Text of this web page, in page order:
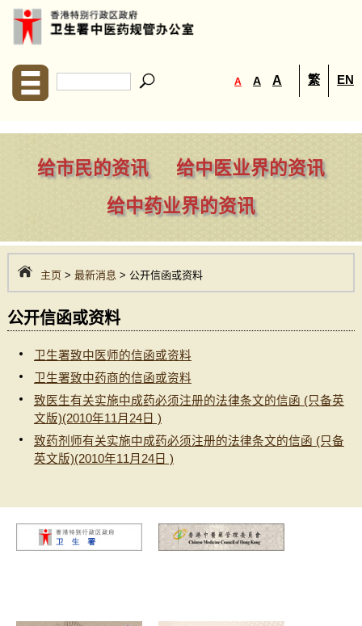
A A A 繁 EN
给市民的资讯
给中医业界的资讯
给中药业界的资讯
主页> 最新消息 > 公开信函或资料
公开信函或资料
卫生署致中医师的信函或资料
卫生署致中药商的信函或资料
致医生有关实施中成药必须注册的法律条文的信函 (只备英
文版)(2010年11月24日 )
致药剂师有关实施中成药必须注册的法律条文的信函 (只备
英文版)(2010年11月24日 )